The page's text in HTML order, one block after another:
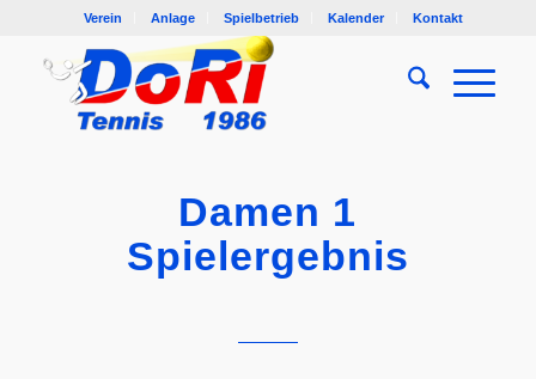
Verein Anlage Spielbetrieb Kalender Kontakt
Damen 1
Spielergebnis